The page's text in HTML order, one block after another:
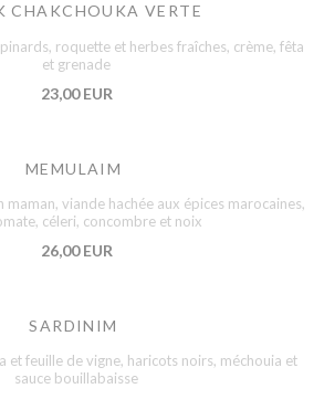
CHAKCHOUKA VERTE
roquette et herbes fraîches, crème, fêta
et grenade
23,00 EUR
MEMULAIM
maman, viande hachée aux épices marocaines,
céleri, concombre et noix
26,00 EUR
SARDINIM
et feuille de vigne, haricots noirs, méchouia et
sauce bouillabaisse